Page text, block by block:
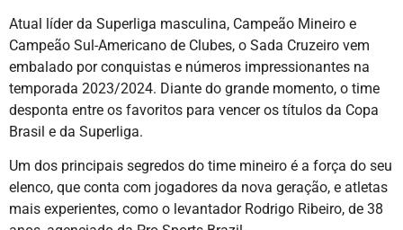
Atual líder da Superliga masculina, Campeão Mineiro e
Campeão Sul-Americano de Clubes, o Sada Cruzeiro vem
embalado por conquistas e números impressionantes na
temporada 2023/2024. Diante do grande momento, o time
desponta entre os favoritos para vencer os títulos da Copa
Brasil e da Superliga.
Um dos principais segredos do time mineiro é a força do seu
elenco, que conta com jogadores da nova geração, e atletas
mais experientes, como o levantador Rodrigo Ribeiro, de 38